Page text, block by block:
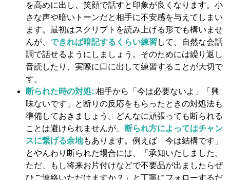
を高めに出し、笑顔で話すと印象が良くなります​。小
さな声や暗いトーンだと相手に不安感を与えてしまい
ます。最初はスクリプトを読み上げる形でも構いませ
んが、 できれば暗記するくらい練習 して、自然な会話
調で話せるようにしましょう。そのためには繰り返し
音読したり、実際に口に出して練習することが大切で
す。
断られた時の対処: 相手から「今は必要ないよ」「興
味ないです」と断りの反応をもらったときの対処法も
準備しておきましょう。どんなに頑張っても断られる
ことは避けられませんが、
断られ方によってはチャン
スに繋げる余地もあります。例えば「今は結構です」
とやんわり断られた場合には、「承知いたしました。
ただ、もし将来お片付けなどで不要品が出ましたらぜ
ひご連絡いただけますか？」と丁寧にフォローするだ